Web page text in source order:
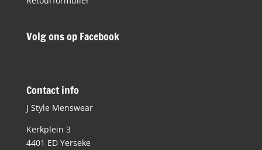
Volg ons op Facebook
Contact info
J Style Menswear
Kerkplein 3
4401 ED Yerseke